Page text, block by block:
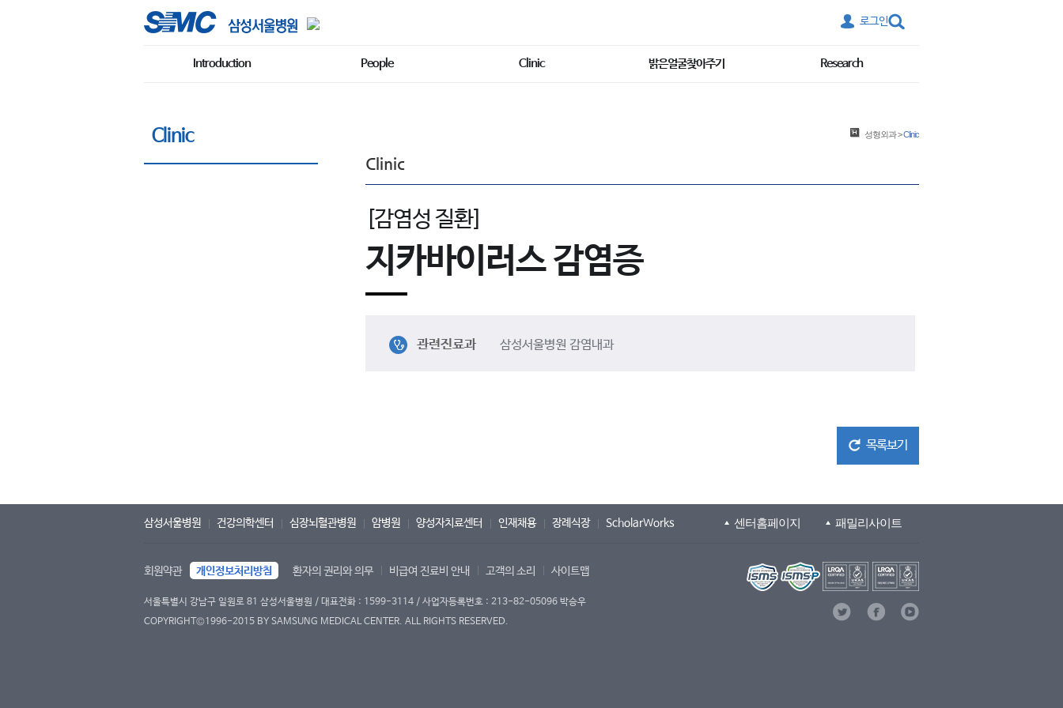
로그인
Introduction People Clinic 밝은얼굴찾아주기 Research
Clinic 성형외과>Clinic
Clinic
[감염성 질환]
지카바이러스 감염증
관련진료과 삼성서울병원 감염내과
목록보기
삼성서울병원 건강의학센터 심장뇌혈관병원 암병원 양성자치료센터 인재채용 장례식장 ScholarWorks 센터홈페이지 패밀리사이트
회원약관 개인정보처리방침 환자의 권리와 의무 비급여 진료비 안내 고객의 소리 사이트맵
서울특별시 강남구 일원로 81 삼성서울병원 / 대표전화 : 1599-3114 / 사업자등록번호 : 213-82-05096 박승우
COPYRIGHT©1996-2015 BY SAMSUNG MEDICAL CENTER. ALL RIGHTS RESERVED.